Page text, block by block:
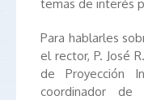
temas de interés
Para hablarles
el rector, P. José
de Proyección
coordinador de